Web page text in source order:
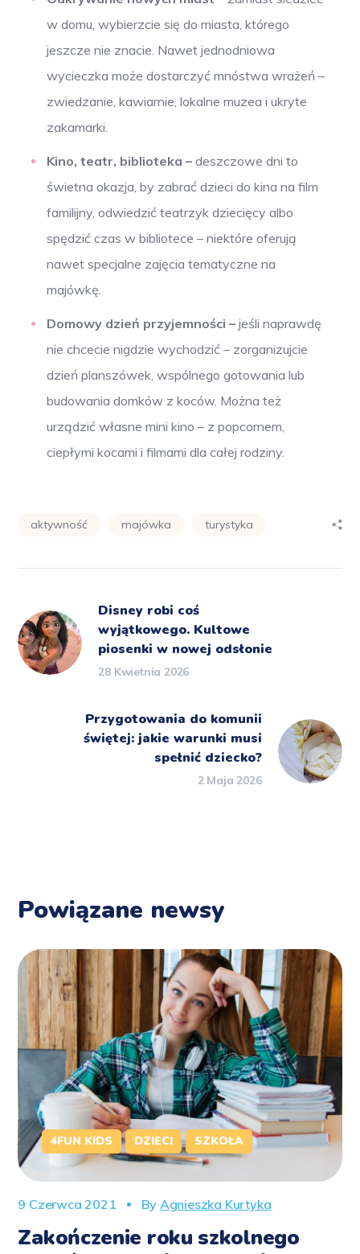
w domu, wybierzcie się do miasta, którego
jeszcze nie znacie. Nawet jednodniowa
wycieczka może dostarczyć mnóstwa wrażeń –
zwiedzanie, kawiarnie, lokalne muzea i ukryte
zakamarki.
Kino, teatr, biblioteka –deszczowe dni to
świetna okazja, by zabrać dzieci do kina na film
familijny, odwiedzić teatrzyk dziecięcy albo
spędzić czas w bibliotece – niektóre oferują
nawet specjalne zajęcia tematyczne na
majówkę.
Domowy dzień przyjemności –jeśli naprawdę
nie chcecie nigdzie wychodzić – zorganizujcie
dzień planszówek, wspólnego gotowania lub
budowania domków z koców. Można też
urządzić własne mini kino – z popcornem,
ciepłymi kocami i filmami dla całej rodziny.
aktywność majówka turystyka
Disney robi coś
wyjątkowego. Kultowe
piosenki w nowej odsłonie
28 Kwietnia 2026
Przygotowania do komunii
świętej: jakie warunki musi
spełnić dziecko?
2 Maja 2026
Powiązane newsy
4FUN KIDS DZIECI SZKOŁA
9 Czerwca 2021 By Agnieszka Kurtyka
Zakończenie roku szkolnego